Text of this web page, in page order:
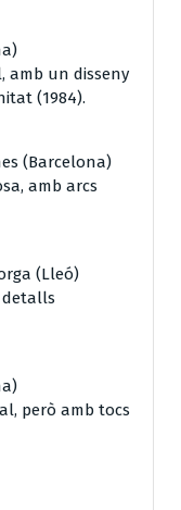
amb un disseny
(1984).
(Barcelona)
amb arcs
(Lleó)
detalls
però amb tocs